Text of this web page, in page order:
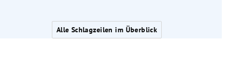
Alle Schlagzeilen im Überblick